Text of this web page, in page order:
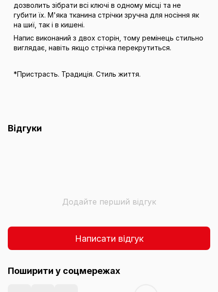
дозволить зібрати всі ключі в одному місці та не
губити їх. М'яка тканина стрічки зручна для носіння як
на шиї, так і в кишені.
Напис виконаний з двох сторін, тому ремінець стильно
виглядає, навіть якщо стрічка перекрутиться.
*Пристрасть. Традиція. Стиль життя.
Відгуки
Додайте перший відгук
Написати відгук
Поширити у соцмережах